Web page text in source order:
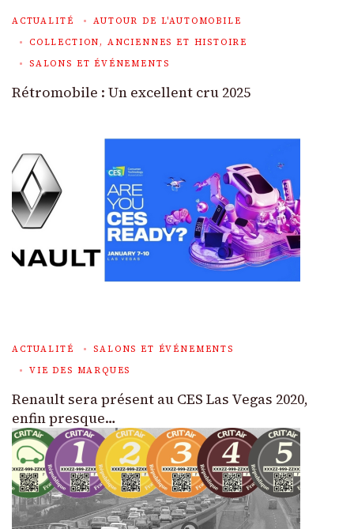
ACTUALITÉ
AUTOUR DE L'AUTOMOBILE
COLLECTION, ANCIENNES ET HISTOIRE
SALONS ET ÉVÉNEMENTS
Rétromobile : Un excellent cru 2025
ACTUALITÉ
SALONS ET ÉVÉNEMENTS
VIE DES MARQUES
Renault sera présent au CES Las Vegas 2020,
enfin presque…